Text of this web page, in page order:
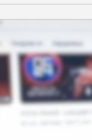
prijava
SEKCIJE
društvo
kultura